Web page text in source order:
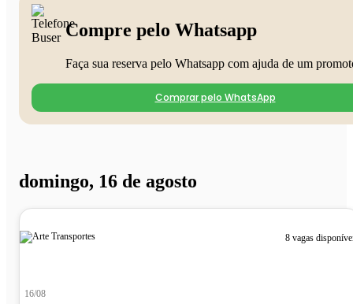
Compre pelo Whatsapp
Faça sua reserva pelo Whatsapp com ajuda de um
Comprar pelo WhatsApp
domingo, 16 de agosto
8 vagas
16/08